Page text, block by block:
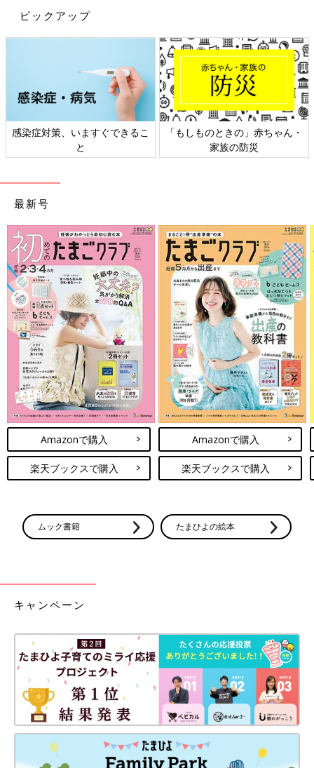
ピックアップ
感染症対策、いますぐできるこ
と
「もしものときの」赤ちゃん・
家族の防災
最新号
Amazonで購入
楽天ブックスで購入
Amazonで購入
楽天ブックスで購入
ムック書籍 たまひよの絵本
キャンペーン